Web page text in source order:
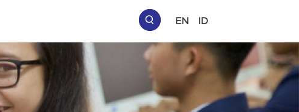
EN ID